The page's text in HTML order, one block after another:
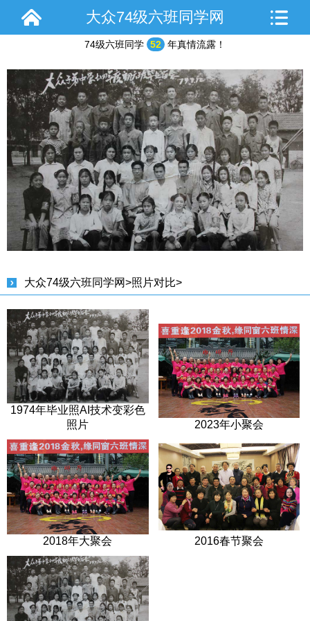
大众74级六班同学网
74级六班同学 52 年真情流露！
大众74级六班同学网>照片对比>
1974年毕业照AI技术变彩色
照片
2023年小聚会
2018年大聚会 2016春节聚会